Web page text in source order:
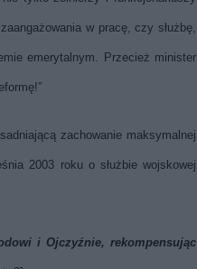
w pracę, czy służbę,
emerytalnym. Przecież minister
zachowanie maksymalnej
2003 roku o służbie wojskowej
i Ojczyźnie, rekompensując